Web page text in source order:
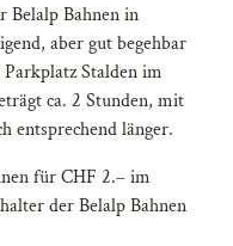
Belalp Bahnen in
aber gut begehbar
Stalden im
ca. 2 Stunden, mit
entsprechend länger.
für CHF 2.– im
der Belalp Bahnen